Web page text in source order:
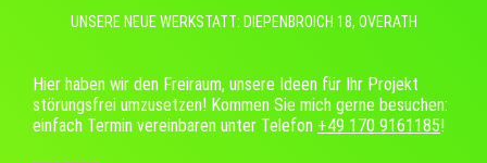
UNSERE NEUE WERKSTATT: DIEPENBROICH 18, OVERATH
Hier haben wir den Freiraum, unsere Ideen für Ihr Projekt
störungsfrei umzusetzen! Kommen Sie mich gerne besuchen:
einfach Termin vereinbaren unter Telefon +49 170 9161185!